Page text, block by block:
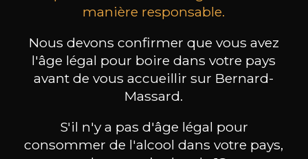
manière responsable.
Nous devons confirmer que vous avez
l'âge légal pour boire dans votre pays
avant de vous accueillir sur Bernard-
Massard.
S'il n'y a pas d'âge légal pour
consommer de l'alcool dans votre pays,
Oenotourisme